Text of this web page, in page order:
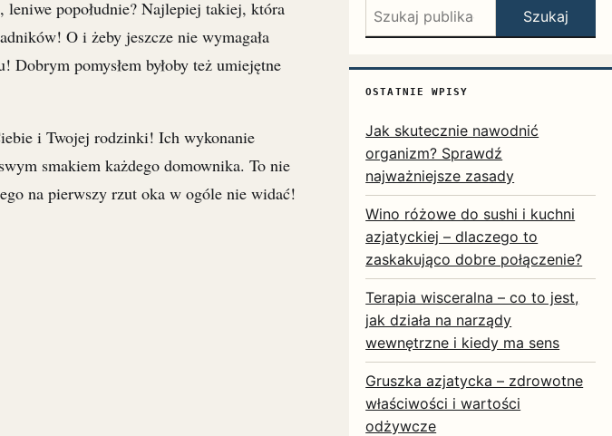
popołudnie? Najlepiej takiej, która
O i żeby jeszcze nie wymagała
Dobrym pomysłem byłoby też umiejętne
i Twojej rodzinki! Ich wykonanie
smakiem każdego domownika. To nie
na pierwszy rzut oka w ogóle nie widać!
Szukaj: Szukaj
OSTATNIE WPISY
Jak skutecznie nawodnić
organizm? Sprawdź
najważniejsze zasady
Wino różowe do sushi i kuchni
azjatyckiej – dlaczego to
zaskakująco dobre połączenie?
Terapia wisceralna – co to jest,
jak działa na narządy
wewnętrzne i kiedy ma sens
Gruszka azjatycka – zdrowotne
właściwości i wartości
odżywcze